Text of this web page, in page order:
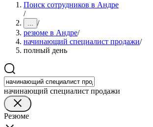
Поиск сотрудников в Андре
/
... /
резюме в Андре/
начинающий специалист продажи/
полный день
начинающий специалист продажи
Резюме